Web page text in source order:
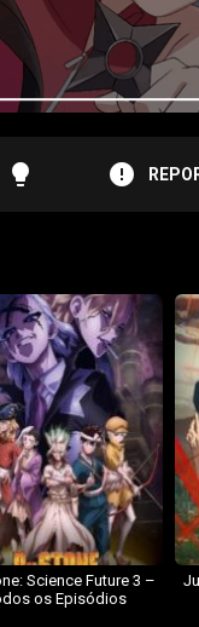
lightbulb error
Science Future 3 –
os Episódios